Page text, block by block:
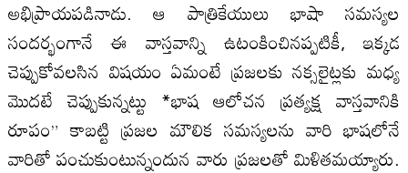
అభిప్రాయపడినాడు. ఆ పాత్రికేయులు భాషా సమస్యల
సందర్భంగానే ఈ వాస్తవాన్ని ఉటంకించినప్పటికీ, ఇక్కడ
చెప్పుకోవలసిన విషయం ఏమంటే ప్రజలకు నక్సలైట్లకు మధ్య
మొదటే చెప్పుకున్నట్టు *భాష ఆలోచన ప్రత్యక్ష వాస్తవానికి
రూపం” కాబట్టి ప్రజల మౌలిక సమస్యలను వారి భాషలోనే
వారితో పంచుకుంటున్నందున వారు ప్రజలతో మిళితమయ్యారు.